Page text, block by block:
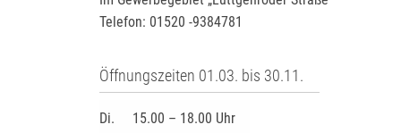
Telefon: 01520 -9384781
Öffnungszeiten 01.03. bis 30.11.
Di. 15.00 – 18.00 Uhr